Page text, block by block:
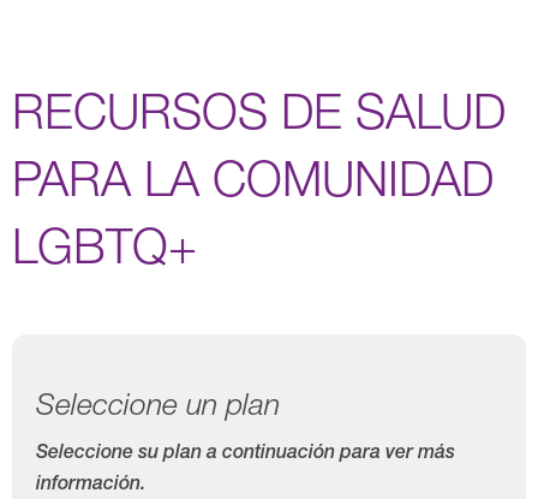
RECURSOS DE SALUD
PARA LA COMUNIDAD
LGBTQ+
Seleccione un plan
Seleccione su plan a continuación para ver más
información.